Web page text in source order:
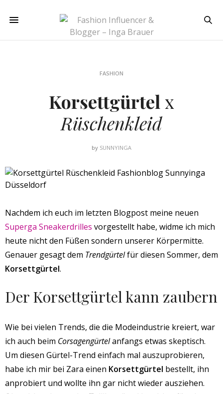
FASHION
Korsettgürtel x
Rüschenkleid
by SUNNYINGA
Nachdem ich euch im letzten Blogpost meine neuen
Superga Sneakerdrilles vorgestellt habe, widme ich mich
heute nicht den Füßen sondern unserer Körpermitte.
Genauer gesagt dem Trendgürtelfür diesen Sommer, dem
Korsettgürtel.
Der Korsettgürtel kann zaubern
Wie bei vielen Trends, die die Modeindustrie kreiert, war
ich auch beim Corsagengürtelanfangs etwas skeptisch.
Um diesen Gürtel-Trend einfach mal auszuprobieren,
habe ich mir bei Zara einen Korsettgürtel bestellt, ihn
anprobiert und wollte ihn gar nicht wieder ausziehen.